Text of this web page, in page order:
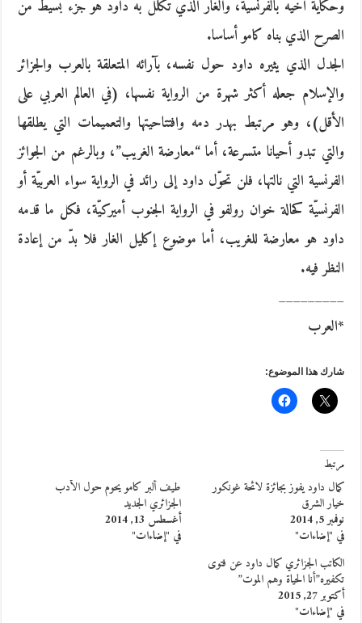
وحكاية أخيه بالفرنسية، والغار الذي تكلل به داود هو جزء بسيط من
الصرح الذي بناه كامو أساسا.
الجدل الذي يثيره داود حول نفسه، بآرائه المتعلقة بالعرب والجزائر
والإسلام جعله أكثر شهرة من الرواية نفسها، (في العالم العربي على
الأقل)، وهو مرتبط بهدر دمه وافتتاحيتها والتعميمات التي يطلقها
والتي تبدو أحيانا متسرعة، أما “معارضة الغريب”، وبالرغم من الجوائز
الفرنسية التي نالتها، فلن تحوّل داود إلى رائد في الرواية سواء العربيّة أو
الفرنسيّة كحالة خوان رولفو في الرواية الجنوب أميركيّة، فكل ما قدمه
داود هو معارضة للغريب، أما موضوع إكليل الغار فلا بدّ من إعادة
النظر فيه.
_________
*العرب
شارك هذا الموضوع:
مرتبط
كمال داود يفوز بجائزة لائحة غونكور
خيار الشرق
نوفمبر 5, 2014
في "إضاءات"
طيف ألبر كامو يحوم حول الأدب
الجزائري الجديد
أغسطس 13, 2014
في "إضاءات"
الكاتب الجزائري كمال داود عن فتوى
تكفيره”أنا الحياة وهم الموت”
أكتوبر 27, 2015
في "إضاءات"